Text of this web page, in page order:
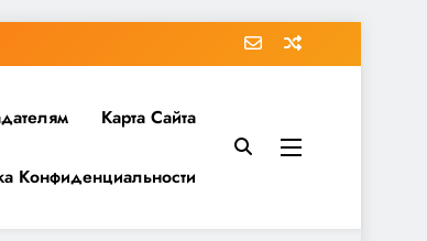
Карта Сайта
Конфиденциальности